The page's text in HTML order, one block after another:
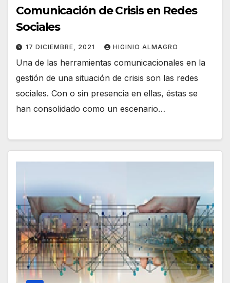
Comunicación de Crisis en Redes
Sociales
17 DICIEMBRE, 2021 HIGINIO ALMAGRO
Una de las herramientas comunicacionales en la
gestión de una situación de crisis son las redes
sociales. Con o sin presencia en ellas, éstas se
han consolidado como un escenario…